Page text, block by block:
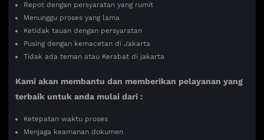
Repot dengan persyaratan yang rumit
Menunggu proses yang lama
Ketidak tauan dengan persyaratan
Pusing dengan kemacetan di Jakarta
Tidak ada teman atau Kerabat di jakarta
Kami akan membantu dan memberikan pelayanan yang
terbaik untuk anda mulai dari :
Ketepatan waktu proses
Menjaga keamanan dokumen